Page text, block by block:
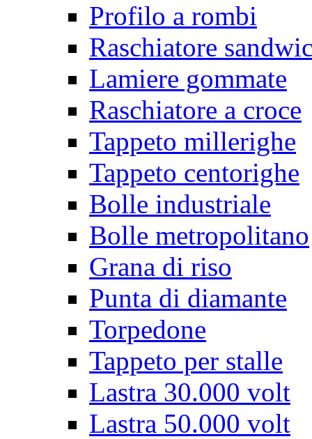
Profilo a rombi
Raschiatore
Lamiere gommate
Raschiatore a croce
Tappeto millerighe
Tappeto centorighe
Bolle industriale
Bolle metropolitano
Grana di riso
Punta di diamante
Torpedone
Tappeto per stalle
Lastra 30.000 volt
Lastra 50.000 volt